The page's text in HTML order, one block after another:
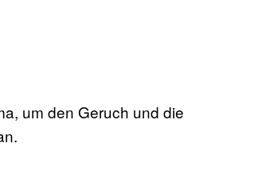
um den Geruch und die